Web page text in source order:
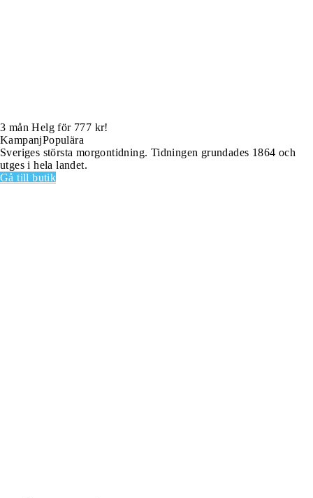
3 mån Helg för 777 kr!
KampanjPopulära
Sveriges största morgontidning. Tidningen grundades 1864 och
utges i hela landet.
Gå till butik